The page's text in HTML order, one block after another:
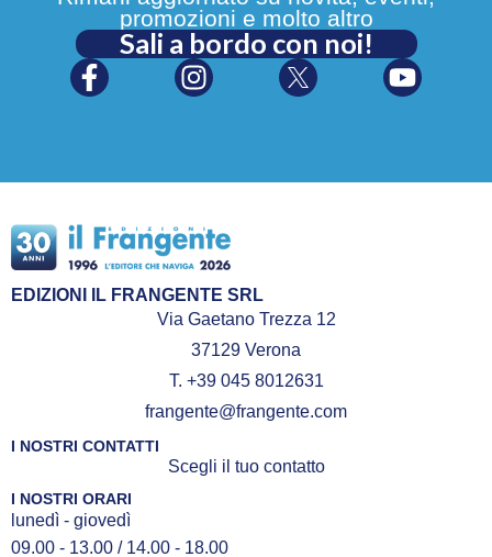
promozioni e molto altro
Sali a bordo con noi!
EDIZIONI IL FRANGENTE SRL
Via Gaetano Trezza 12
37129 Verona
T. +39 045 8012631
frangente@frangente.com
I NOSTRI CONTATTI
Scegli il tuo contatto
I NOSTRI ORARI
lunedì - giovedì
09.00 - 13.00 / 14.00 - 18.00